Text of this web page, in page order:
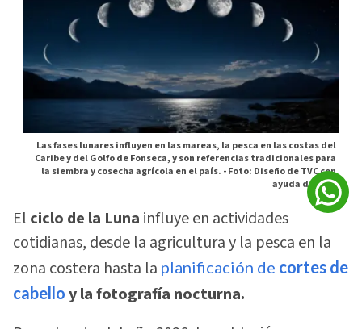
Las fases lunares influyen en las mareas, la pesca en las costas del
Caribe y del Golfo de Fonseca, y son referencias tradicionales para
la siembra y cosecha agrícola en el país. -Foto: Diseño de TVC con
ayuda de la IA
El ciclo de la Luna influye en actividades
cotidianas, desde la agricultura y la pesca en la
zona costera hasta la planificación de cortes de
cabello y la fotografía nocturna.